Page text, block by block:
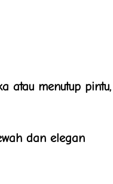
atau menutup pintu,
dan elegan